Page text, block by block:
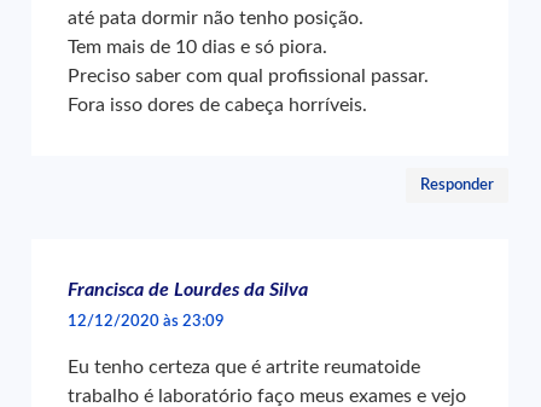
até pata dormir não tenho posição.
Tem mais de 10 dias e só piora.
Preciso saber com qual profissional passar.
Fora isso dores de cabeça horríveis.
Responder
Francisca de Lourdes da Silva
12/12/2020 às 23:09
Eu tenho certeza que é artrite reumatoide
trabalho é laboratório faço meus exames e vejo